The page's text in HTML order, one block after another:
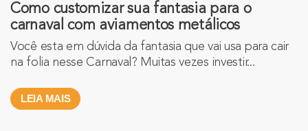
Como customizar sua fantasia para o
carnaval com aviamentos metálicos
Você esta em dúvida da fantasia que vai usa para cair
na folia nesse Carnaval? Muitas vezes investir...
LEIA MAIS